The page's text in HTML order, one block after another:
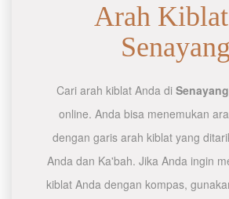
Arah
Senayang
Cari arah kiblat Anda di Senayang
online. Anda bisa menemukan
dengan garis arah kiblat yang
Anda dan Ka'bah. Jika Anda ingin
kiblat Anda dengan kompas,